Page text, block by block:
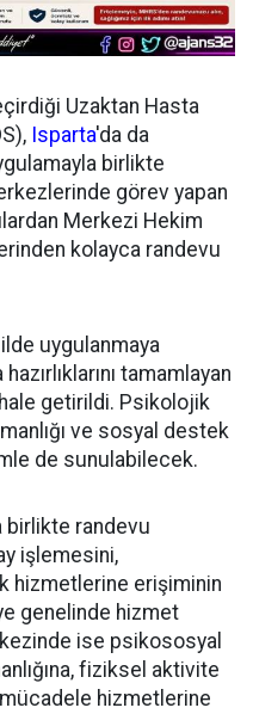
Uzaktan Hasta
Isparta'da da
birlikte
görev yapan
Merkezi Hekim
kolayca randevu
uygulanmaya
tamamlayan
getirildi. Psikolojik
ve sosyal destek
de sunulabilecek.
birlikte randevu
işlemesini,
hizmetlerine erişiminin
genelinde hizmet
ise psikososyal
fiziksel aktivite
mücadele hizmetlerine